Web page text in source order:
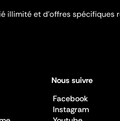
illimité et d’offres spécifiques
Nous suivre
Facebook
Instagram